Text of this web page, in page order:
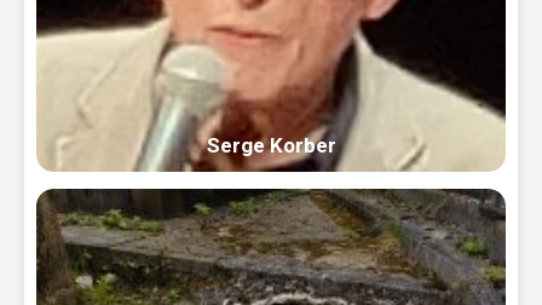
Serge Korber